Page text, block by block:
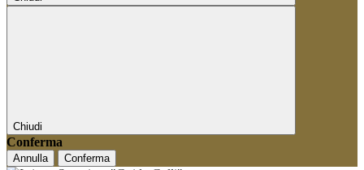
Chiudi
Conferma
Annulla Conferma